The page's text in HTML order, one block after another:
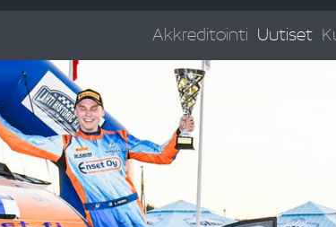
Akkreditointi Uutiset